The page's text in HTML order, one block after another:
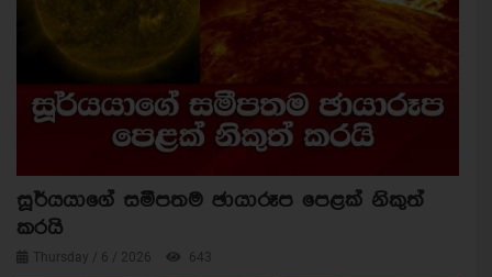
සූර්යයාගේ සමීපතම ඡායාරූප පෙළක් නිකුත්
කරයි
Thursday / 6 / 2026 643